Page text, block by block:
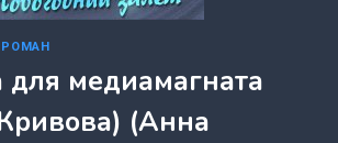
для медиамагната
(Анна